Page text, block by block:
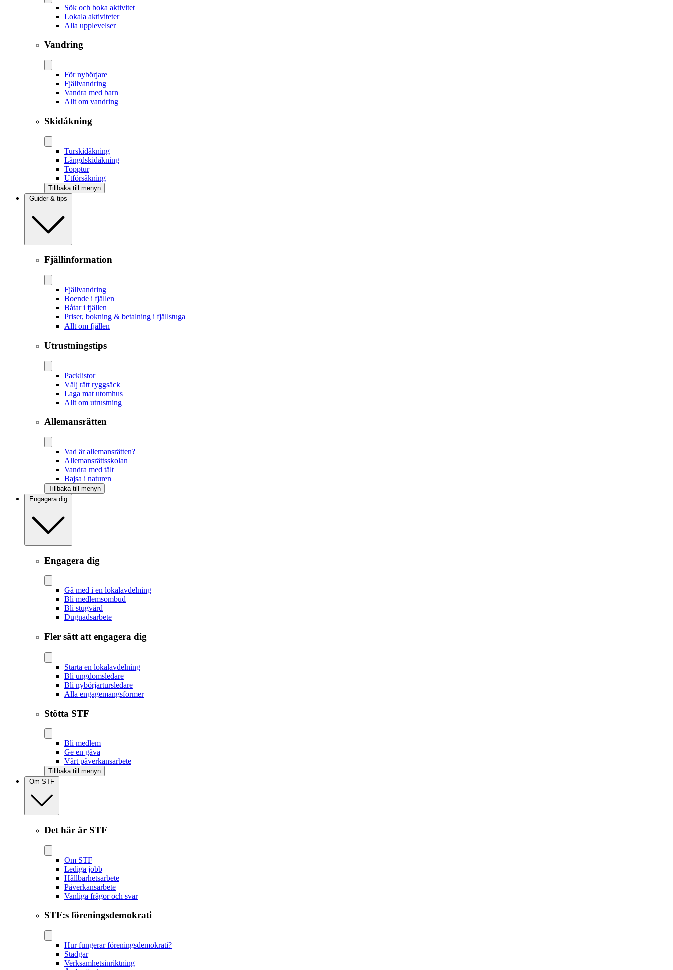
Sök och boka aktivitet
Lokala aktiviteter
Alla upplevelser
Vandring
För nybörjare
Fjällvandring
Vandra med barn
Allt om vandring
Skidåkning
Tur­skidåkning
Längd­skidåkning
Topptur
Utförsåkning
Tillbaka till menyn
Guider & tips
Fjällinformation
Fjällvandring
Boende i fjällen
Båtar i fjällen
Priser, bokning & betalning i fjällstuga
Allt om fjällen
Utrustningstips
Packlistor
Välj rätt ryggsäck
Laga mat utomhus
Allt om utrustning
Allemansrätten
Vad är allemansrätten?
Allemansrättsskolan
Vandra med tält
Bajsa i naturen
Tillbaka till menyn
Engagera dig
Engagera dig
Gå med i en lokalavdelning
Bli medlemsombud
Bli stugvärd
Dugnadsarbete
Fler sätt att engagera dig
Starta en lokalavdelning
Bli ungdomsledare
Bli nybörjartursledare
Alla engagemangsformer
Stötta STF
Bli medlem
Ge en gåva
Vårt påverkansarbete
Tillbaka till menyn
Om STF
Det här är STF
Om STF
Lediga jobb
Hållbarhetsarbete
Påverkansarbete
Vanliga frågor och svar
STF:s föreningsdemokrati
Hur fungerar föreningsdemokrati?
Stadgar
Verksamhetsinriktning